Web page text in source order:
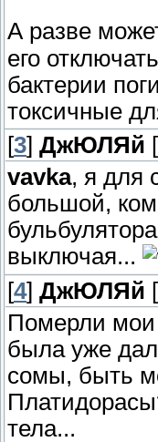
А разве
его
бактерии
токсичные
[3] ДжЮЛЯй
vavka, я для
большой,
выключая...
[4] ДжЮЛЯй
Померли
была уже
сомы, быть
тела...